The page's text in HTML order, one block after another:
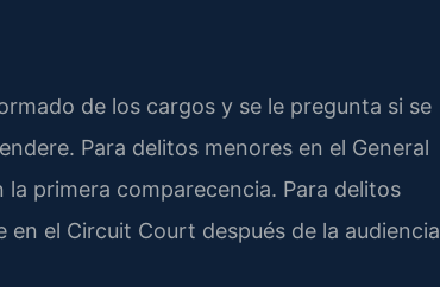
de los cargos y se le pregunta si se
Para delitos menores en el General
primera comparecencia. Para delitos
el Circuit Court después de la audiencia